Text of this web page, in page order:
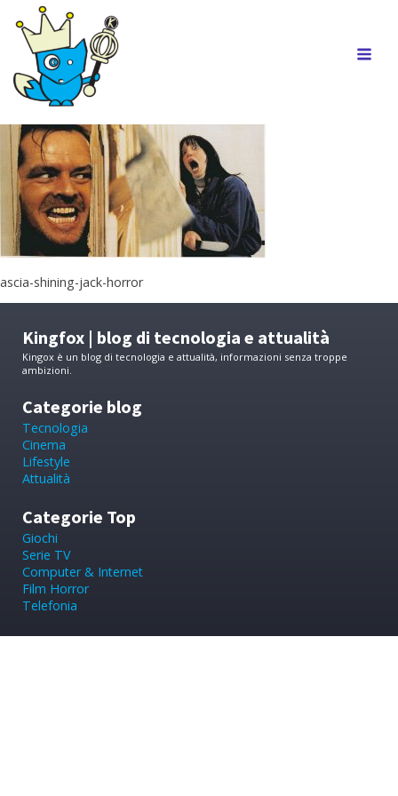
ascia-shining-jack-horror
Kingfox | blog di tecnologia e attualità
Kingox è un blog di tecnologia e attualità, informazioni senza troppe
ambizioni.
Categorie blog
Tecnologia
Cinema
Lifestyle
Attualità
Categorie Top
Giochi
Serie TV
Computer & Internet
Film Horror
Telefonia